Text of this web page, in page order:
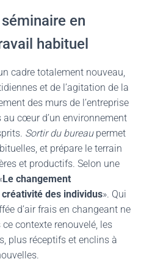
en
habituel
cadre totalement nouveau,
et de l’agitation de la
des murs de l’entreprise
cœur d’un environnement
Sortir du bureaupermet
et prépare le terrain
et productifs. Selon une
Le changement
des individus». Qui
d’air frais en changeant ne
contexte renouvelé, les
plus réceptifs et enclins à